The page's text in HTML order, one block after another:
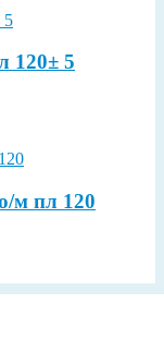
120± 5
м пл 120